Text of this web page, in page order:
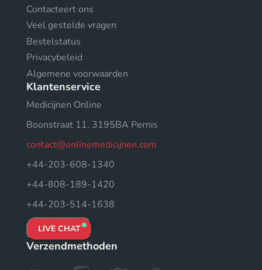
Contacteert ons
Veel gestelde vragen
Bestelstatus
Privacybeleid
Algemene voorwaarden
Klantenservice
Medicijnen Online
Boonstraat 11, 3195BA Pernis
contact@onlinemedicijnen.com
+44-203-608-1340
+44-808-189-1420
+44-203-514-1638
LIVE CHAT
Verzendmethoden